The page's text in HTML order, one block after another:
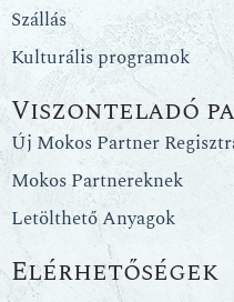
Szállás
Kulturális programok
Viszonteladó
Új Mokos Partner
Mokos Partnereknek
Letölthető Anyagok
Elérhetőségek